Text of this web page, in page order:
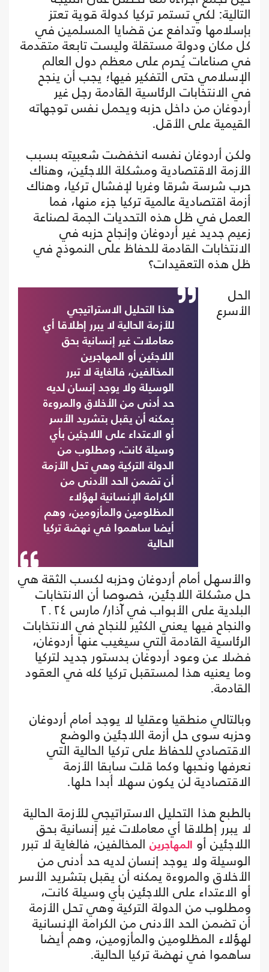
التالية: لكي تستمر تركيا كدولة قوية تعتز
بإسلامها وتدافع عن قضايا المسلمين في
كل مكان ودولة مستقلة وليست تابعة متقدمة
في صناعات يُحرم على معظم دول العالم
الإسلامي حتى التفكير فيها؛ يجب أن ينجح
في الانتخابات الرئاسية القادمة رجل غير
أردوغان من داخل حزبه ويحمل نفس توجهاته
القيمية على الأقل.
ولكن أردوغان نفسه انخفضت شعبيته بسبب
الأزمة الاقتصادية ومشكلة اللاجئين، وهناك
حرب شرسة شرقا وغربا لإفشال تركيا، وهناك
أزمة اقتصادية عالمية تركيا جزء منها، فما
العمل في ظل هذه التحديات الجمة لصناعة
زعيم جديد غير أردوغان وإنجاح حزبه في
الانتخابات القادمة للحفاظ على النموذج في
ظل هذه التعقيدات؟
هذا التحليل الاستراتيجي
للأزمة الحالية لا يبرر إطلاقا أي
معاملات غير إنسانية بحق
اللاجئين أو المهاجرين
المخالفين، فالغاية لا تبرر
الوسيلة ولا يوجد إنسان لديه
حد أدنى من الأخلاق والمروءة
يمكنه أن يقبل بتشريد الأسر
أو الاعتداء على اللاجئين بأي
وسيلة كانت، ومطلوب من
الدولة التركية وهي تحل الأزمة
أن تضمن الحد الأدنى من
الكرامة الإنسانية لهؤلاء
المظلومين والمأزومين، وهم
أيضا ساهموا في نهضة تركيا
الحالية
الحل
الأسرع
والأسهل أمام أردوغان وحزبه لكسب الثقة هي
حل مشكلة اللاجئين، خصوصا أن الانتخابات
البلدية على الأبواب في آذار/ مارس ٢٠٢٤
والنجاح فيها يعني الكثير للنجاح في الانتخابات
الرئاسية القادمة التي سيغيب عنها أردوغان،
فضلا عن وعود أردوغان بدستور جديد لتركيا
وما يعنيه هذا لمستقبل تركيا كله في العقود
القادمة.
وبالتالي منطقيا وعقليا لا يوجد أمام أردوغان
وحزبه سوى حل أزمة اللاجئين والوضع
الاقتصادي للحفاظ على تركيا الحالية التي
نعرفها ونحبها وكما قلت سابقا الأزمة
الاقتصادية لن يكون سهلا أبدا حلها.
بالطبع هذا التحليل الاستراتيجي للأزمة الحالية
لا يبرر إطلاقا أي معاملات غير إنسانية بحق
اللاجئين أو المهاجرين المخالفين، فالغاية لا تبرر
الوسيلة ولا يوجد إنسان لديه حد أدنى من
الأخلاق والمروءة يمكنه أن يقبل بتشريد الأسر
أو الاعتداء على اللاجئين بأي وسيلة كانت،
ومطلوب من الدولة التركية وهي تحل الأزمة
أن تضمن الحد الأدنى من الكرامة الإنسانية
لهؤلاء المظلومين والمأزومين، وهم أيضا
ساهموا في نهضة تركيا الحالية.